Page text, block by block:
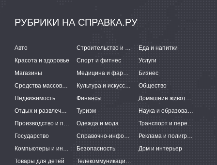
РУБРИКИ НА СПРАВКА.РУ
Авто
Еда и напитки
Красота и здоровье
Спорт и фитнес
Услуги
Магазины
Бизнес
Общество
Недвижимость
Финансы
Туризм
Одежда и мода
Государство
Безопасность
Дом и интерьер
Товары для детей